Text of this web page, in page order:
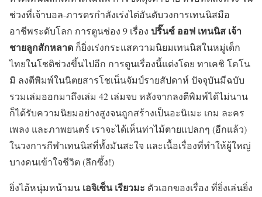
ช่วงที่เจ้าบอล-ภารดรกำลังเร่งไต่อันดับวงการเทนนิสมือ
อาชีพระดับโลก การตูนช่อง 9 เรื่อง ปริ๊นซ์ ออฟ เทนนิส เจ้า
ชายลูกสักหลาด ก็ยิ่งเร่งกระแสความนิยมเทนนิสในหมู่เด็ก
ไทยในโชติช่วงขึ้นไปอีก การตูนเรื่องนี้แต่งโดย ทาเคชิ โคโน
มิ ลงตีพิมพ์ในนิตยสารโชเน็นจัมป์รายสัปดาห์ ปัจจุบันมีฉบับ
รวมเล่มออกมาถึงเล่ม 42 เล่มจบ หลังจากลงตีพิมพ์ได้ไม่นาน
ก็ได้รับความนิยมอย่างสูงจนถูกสร้างเป็นอะนิเมะ เกม ละคร
เพลง และภาพยนตร์ เราจะได้เห็นท่าไม้ตายแปลกๆ (อีกแล้ว)
ในวงการกีฬาเทนนิสที่ทั้งมันสะใจ และเนื้อเรื่องที่ทำให้ผู้ใหญ่
บางคนเข้าใจชีวิต (ลึกซึ้ง!)
ยิ่งไอ้หนุ่มหน้ามน เอจิเซ็น เรียวมะ ตัวเอกของเรื่อง ที่ยิ่งเล่นยิ่ง